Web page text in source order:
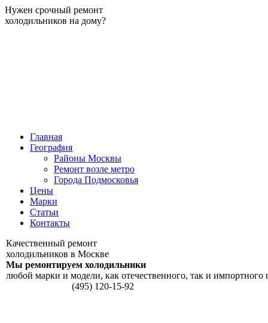
Нужен срочный ремонт
холодильников на дому?
Главная
География
Районы Москвы
Ремонт возле метро
Города Подмосковья
Цены
Марки
Статьи
Контакты
Качественный ремонт
холодильников в Москве
Мы ремонтируем холодильники
любой марки и модели, как отечественного, так и импортного
(495) 120-15-92